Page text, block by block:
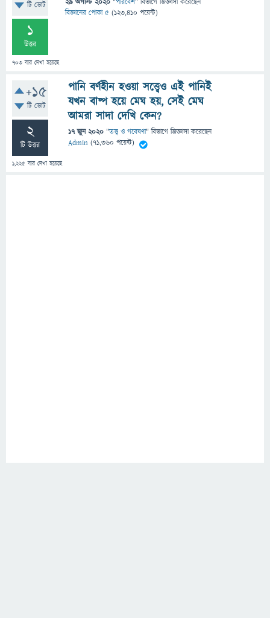
টি ভোট
1
উত্তর
703 বার দেখা হয়েছে
29 অগাস্ট 2020 "পরিবেশ" বিভাগে জিজ্ঞাসাকরেছেন
বিজ্ঞানের পোকা ৫ (123,410 পয়েন্ট)
+15
টি ভোট
2
টি উত্তর
1,225 বার দেখা হয়েছে
পানি বর্ণহীন হওয়া সত্ত্বেও এই পানিই
যখন বাষ্প হয়ে মেঘ হয়, সেই মেঘ
আমরা সাদা দেখি কেন?
17 জুন 2020 "তত্ত্ব ও গবেষণা" বিভাগে জিজ্ঞাসাকরেছেন
Admin (71,360 পয়েন্ট)